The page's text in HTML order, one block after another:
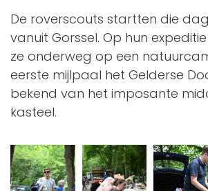
De roverscouts startten die
vanuit Gorssel. Op hun
ze onderweg op een
eerste mijlpaal het Gelderse
bekend van het imposante
kasteel.